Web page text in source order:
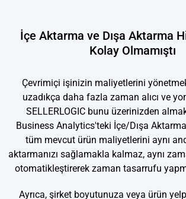
İçe Aktarma ve Dışa Aktarma
Kolay Olmamıştı
Çevrimiçi işinizin maliyetlerini
uzadıkça daha fazla zaman alıcı ve
SELLERLOGIC bunu üzerinizden
Business Analytics'teki İçe/Dışa
tüm mevcut ürün maliyetlerini aynı
aktarmanızı sağlamakla kalmaz, aynı
otomatikleştirerek zaman tasarrufu
Ayrıca, şirket boyutunuza veya ürün